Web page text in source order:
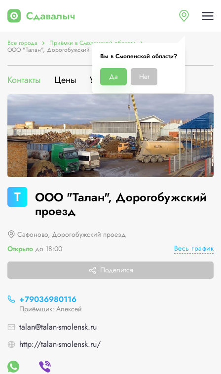
Вы в Смоленской области?
Да Нет
Все города Приёмки в Смоленской области
ООО "Талан", Дорогобужский проезд
Контакты Цены Услуги О компании
Т
ООО "Талан", Дорогобужский
проезд
Сафоново, Дорогобужский проезд
Открыто до 18:00 Весь график
Поделится
+79036980116
Приёмщик: Алексей
talan@talan-smolensk.ru
http://talan-smolensk.ru/